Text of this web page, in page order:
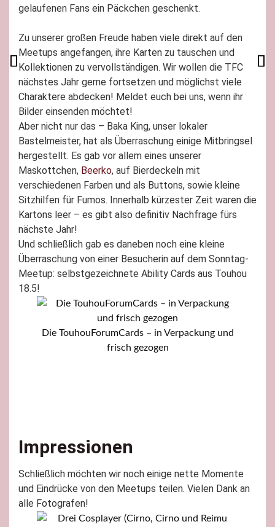
gelaufenen Fans ein Päckchen geschenkt.
Zu unserer großen Freude haben viele direkt auf den
Meetups angefangen, ihre Karten zu tauschen und
Kollektionen zu vervollständigen. Wir wollen die TFC
nächstes Jahr gerne fortsetzen und möglichst viele
Charaktere abdecken! Meldet euch bei uns, wenn ihr
Bilder einsenden möchtet!
Aber nicht nur das – Baka King, unser lokaler
Bastelmeister, hat als Überraschung einige Mitbringsel
hergestellt. Es gab vor allem eines unserer
Maskottchen, Beerko, auf Bierdeckeln mit
verschiedenen Farben und als Buttons, sowie kleine
Sitzhilfen für Fumos. Innerhalb kürzester Zeit waren die
Kartons leer – es gibt also definitiv Nachfrage fürs
nächste Jahr!
Und schließlich gab es daneben noch eine kleine
Überraschung von einer Besucherin auf dem Sonntag-
Meetup: selbstgezeichnete Ability Cards aus Touhou
18.5!
Die TouhouForumCards – in Verpackung und
frisch gezogen
Impressionen
Schließlich möchten wir noch einige nette Momente
und Eindrücke von den Meetups teilen. Vielen Dank an
alle Fotografen!